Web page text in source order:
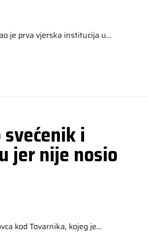
je prva vjerska institucija u…
i
jer nije nosio
kod Tovarnika, kojeg je…